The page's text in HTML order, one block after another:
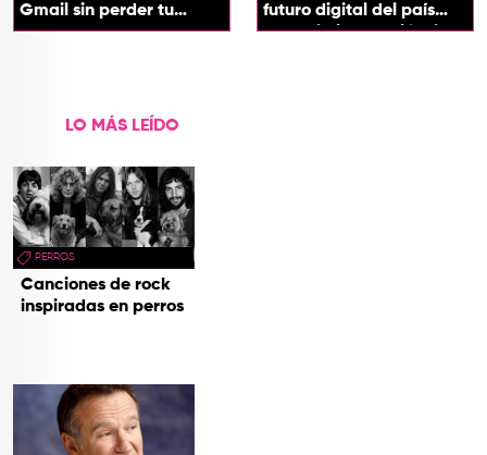
Gmail sin perder tu
cuenta
futuro digital del país
desde la innovación, la
LO MÁS LEÍDO
PERROS
Canciones de rock
inspiradas en perros